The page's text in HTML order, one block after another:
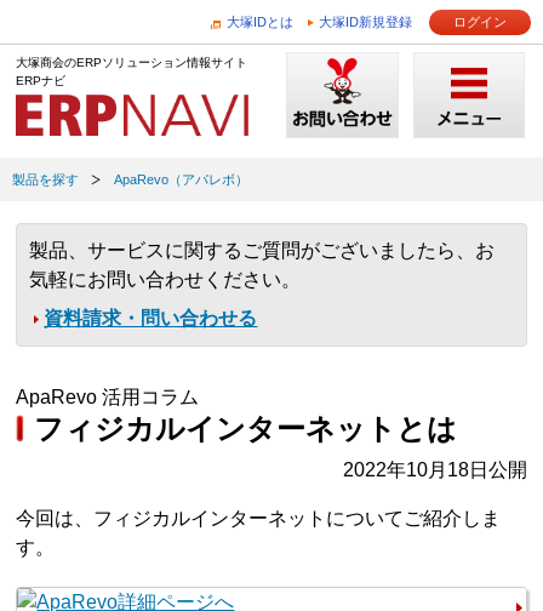
大塚IDとは 大塚ID新規登録 ログイン
大塚商会のERPソリューション情報サイト
ERPナビ
製品を探す ApaRevo（アパレボ）
製品、サービスに関するご質問がございましたら、お
気軽にお問い合わせください。
資料請求・問い合わせる
ApaRevo 活用コラム
フィジカルインターネットとは
2022年10月18日公開
今回は、フィジカルインターネットについてご紹介しま
す。